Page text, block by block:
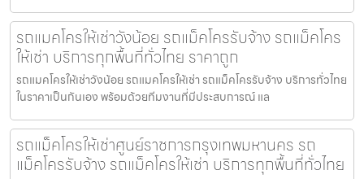
รถแมคโครให้เช่าวังน้อย รถแม็คโครรับจ้าง รถแม็คโคร
ให้เช่า บริการทุกพื้นที่ทั่วไทย ราคาถูก
รถแมคโครให้เช่าวังน้อย รถแมคโครให้เช่า รถแม็คโครรับจ้าง บริการทั่วไทย
ในราคาเป็นกันเอง พร้อมด้วยทีมงานที่มีประสบการณ์ แล
รถแม็คโครให้เช่าศูนย์ราชการกรุงเทพมหานคร รถ
แม็คโครรับจ้าง รถแม็คโครให้เช่า บริการทุกพื้นที่ทั่วไทย